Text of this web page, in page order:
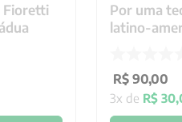
Fioretti
Por uma
latino-
R$ 90,00
3x de R$ 30,